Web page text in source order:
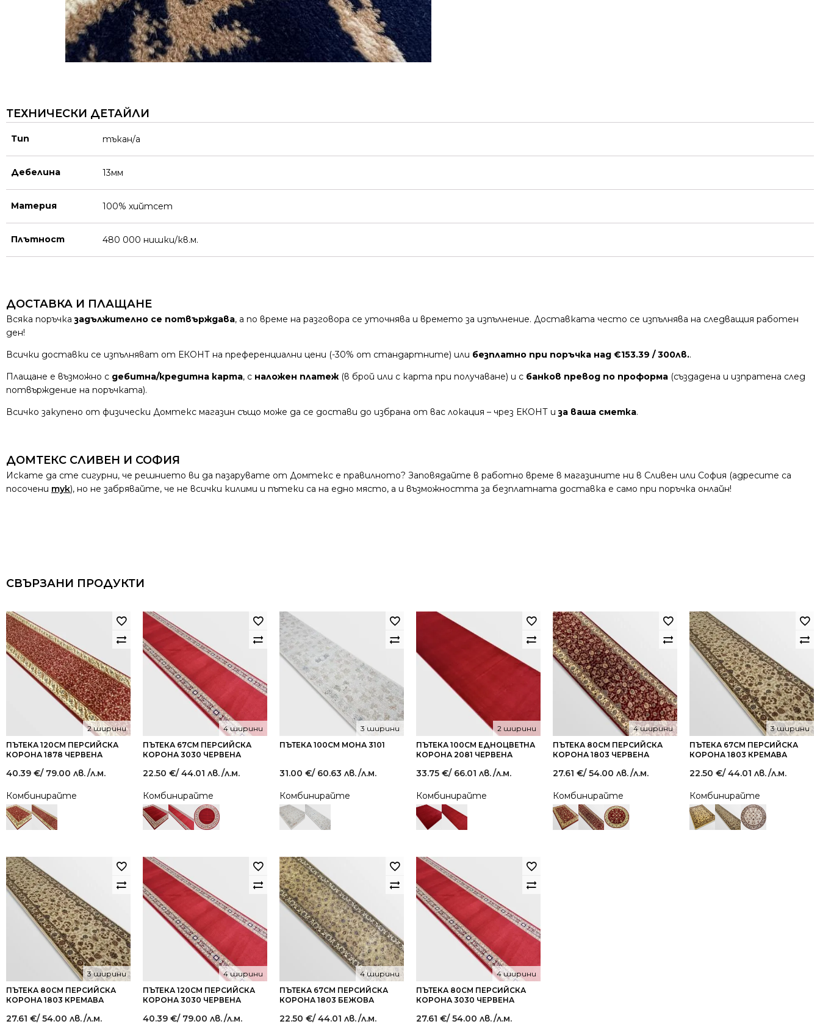
ТЕХНИЧЕСКИ ДЕТАЙЛИ
Тип тъкан/а
Дебелина 13мм
Материя 100% хийтсет
Плътност 480 000 нишки/кв.м.
ДОСТАВКА И ПЛАЩАНЕ
Всяка поръчказадължително се потвърждава, а по време на разговора се уточнява и времето за изпълнение. Доставката често се изпълнява на следващия работен
ден!
Всички доставки се изпълняват от ЕКОНТ на преференциални цени (-30% от стандартните) или безплатно при поръчка над €153.39 / 300лв..
Плащане е възможно с дебитна/кредитна карта, с наложен платеж (в брой или с карта при получаване) и с банков превод по проформа (създадена и изпратена след
потвърждение на поръчката).
Всичко закупено от физически Домтекс магазин също може да се достави до избрана от вас локация – чрез ЕКОНТ иза ваша сметка.
ДОМТЕКС СЛИВЕН И СОФИЯ
Искате да сте сигурни, че решнието ви да пазарувате от Домтекс е правилното? Заповядайте в работно време в магазините ни в Сливен или София (адресите са
посочени тук), но не забрявайте, че не всички килими и пътеки са на едно място, а и възможността за безплатната доставка е само при поръчка онлайн!
СВЪРЗАНИ ПРОДУКТИ
ПЪТЕКА 120СМ ПЕРСИЙСКА
КОРОНА 1878 ЧЕРВЕНА
2 ширини
40.39 €/ 79.00 лв./л.м.
Комбинирайте
ПЪТЕКА 67СМ ПЕРСИЙСКА
КОРОНА 3030 ЧЕРВЕНА
4 ширини
22.50 €/ 44.01 лв./л.м.
Комбинирайте
ПЪТЕКА 100СМ МОНА 3101
3 ширини
31.00 €/ 60.63 лв./л.м.
Комбинирайте
ПЪТЕКА 100СМ ЕДНОЦВЕТНА
КОРОНА 2081 ЧЕРВЕНА
2 ширини
33.75 €/ 66.01 лв./л.м.
Комбинирайте
ПЪТЕКА 80СМ ПЕРСИЙСКА
КОРОНА 1803 ЧЕРВЕНА
4 ширини
27.61 €/ 54.00 лв./л.м.
Комбинирайте
ПЪТЕКА 67СМ ПЕРСИЙСКА
КОРОНА 1803 КРЕМАВА
3 ширини
22.50 €/ 44.01 лв./л.м.
Комбинирайте
ПЪТЕКА 80СМ ПЕРСИЙСКА
КОРОНА 1803 КРЕМАВА
3 ширини
27.61 €/ 54.00 лв./л.м.
ПЪТЕКА 120СМ ПЕРСИЙСКА
КОРОНА 3030 ЧЕРВЕНА
4 ширини
40.39 €/ 79.00 лв./л.м.
ПЪТЕКА 67СМ ПЕРСИЙСКА
КОРОНА 1803 БЕЖОВА
4 ширини
22.50 €/ 44.01 лв./л.м.
ПЪТЕКА 80СМ ПЕРСИЙСКА
КОРОНА 3030 ЧЕРВЕНА
4 ширини
27.61 €/ 54.00 лв./л.м.